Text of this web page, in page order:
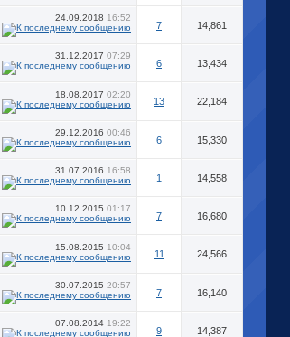
24.09.2018 16:52
7 14,861
31.12.2017 07:29
6 13,434
18.08.2017 02:20
13 22,184
29.12.2016 00:46
6 15,330
31.07.2016 16:58
1 14,558
10.12.2015 01:17
7 16,680
15.08.2015 10:04
11 24,566
30.07.2015 20:57
7 16,140
07.08.2014 19:22
9 14,387